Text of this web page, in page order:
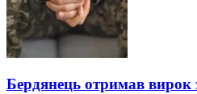
Бердянець отримав вирок